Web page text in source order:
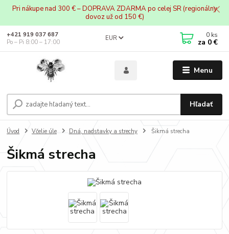
Pri nákupe nad 300 € – DOPRAVA ZDARMA po celej SR (regionálny
dovoz už od 150 €)
Menu
EUR
Hľadať
+421 919 037 687
Po – Pi 8:00 – 17:00
0 ks
za 0 €
Úvod Včelie úle Dná, nadstavky a strechy Šikmá strecha
Šikmá strecha